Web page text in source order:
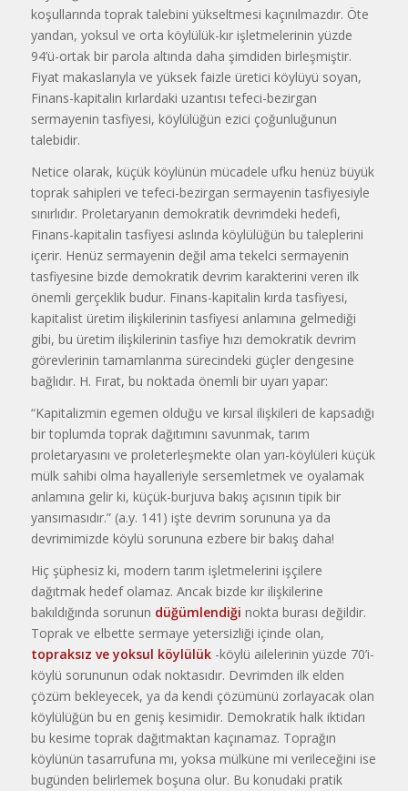
koşullarında toprak talebini yükseltmesi kaçınılmazdır. Öte
yandan, yoksul ve orta köylülük-kır işletmelerinin yüzde
94’ü-ortak bir parola altında daha şimdiden birleşmiştir.
Fiyat makaslarıyla ve yüksek faizle üretici köylüyü soyan,
Finans-kapitalin kırlardaki uzantısı tefeci-bezirgan
sermayenin tasfiyesi, köylülüğün ezici çoğunluğunun
talebidir.
Netice olarak, küçük köylünün mücadele ufku henüz büyük
toprak sahipleri ve tefeci-bezirgan sermayenin tasfiyesiyle
sınırlıdır. Proletaryanın demokratik devrimdeki hedefi,
Finans-kapitalin tasfiyesi aslında köylülüğün bu taleplerini
içerir. Henüz sermayenin değil ama tekelci sermayenin
tasfiyesine bizde demokratik devrim karakterini veren ilk
önemli gerçeklik budur. Finans-kapitalin kırda tasfiyesi,
kapitalist üretim ilişkilerinin tasfiyesi anlamına gelmediği
gibi, bu üretim ilişkilerinin tasfiye hızı demokratik devrim
görevlerinin tamamlanma sürecindeki güçler dengesine
bağlıdır. H. Fırat, bu noktada önemli bir uyarı yapar:
“Kapitalizmin egemen olduğu ve kırsal ilişkileri de kapsadığı
bir toplumda toprak dağıtımını savunmak, tarım
proletaryasını ve proleterleşmekte olan yarı-köylüleri küçük
mülk sahibi olma hayalleriyle sersemletmek ve oyalamak
anlamına gelir ki, küçük-burjuva bakış açısının tipik bir
yansımasıdır.” (a.y. 141) işte devrim sorununa ya da
devrimimizde köylü sorununa ezbere bir bakış daha!
Hiç şüphesiz ki, modern tarım işletmelerini işçilere
dağıtmak hedef olamaz. Ancak bizde kır ilişkilerine
bakıldığında sorunun düğümlendiği nokta burası değildir.
Toprak ve elbette sermaye yetersizliği içinde olan,
topraksız ve yoksul köylülük-köylü ailelerinin yüzde 70’i-
köylü sorununun odak noktasıdır. Devrimden ilk elden
çözüm bekleyecek, ya da kendi çözümünü zorlayacak olan
köylülüğün bu en geniş kesimidir. Demokratik halk iktidarı
bu kesime toprak dağıtmaktan kaçınamaz. Toprağın
köylünün tasarrufuna mı, yoksa mülküne mi verileceğini ise
bugünden belirlemek boşuna olur. Bu konudaki pratik